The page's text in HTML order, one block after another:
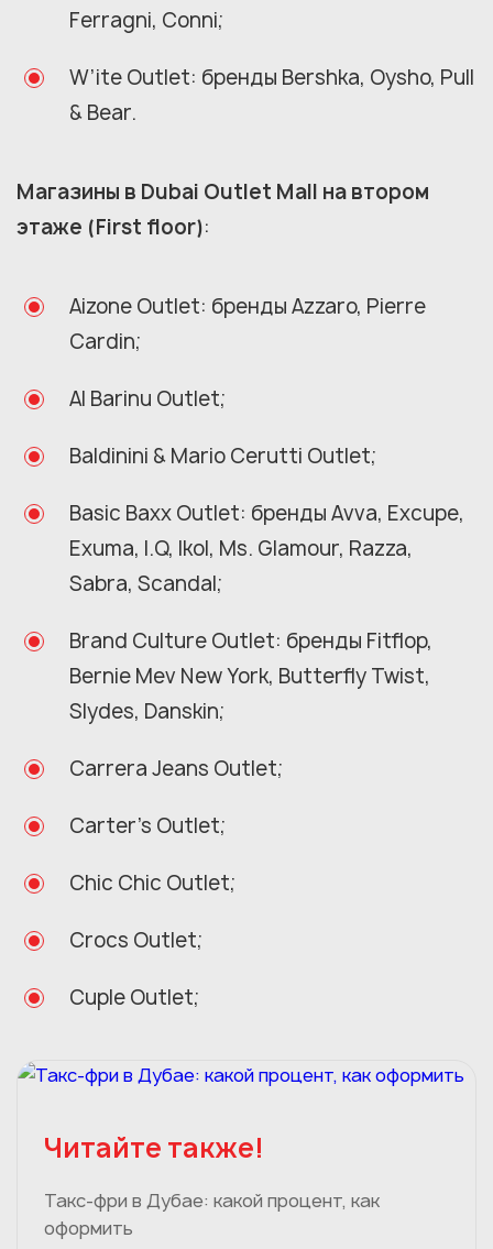
Ferragni, Conni;
W’ite Outlet: бренды Bershka, Oysho, Pull
& Bear.
Магазины в Dubai Outlet Mall на втором
этаже (First floor):
Aizone Outlet: бренды Azzaro, Pierre
Cardin;
Al Barinu Outlet;
Baldinini & Mario Cerutti Outlet;
Basic Baxx Outlet: бренды Avva, Excupe,
Exuma, I.Q, Ikol, Ms. Glamour, Razza,
Sabra, Scandal;
Brand Culture Outlet: бренды Fitflop,
Bernie Mev New York, Butterfly Twist,
Slydes, Danskin;
Carrera Jeans Outlet;
Carter’s Outlet;
Chic Chic Outlet;
Crocs Outlet;
Cuple Outlet;
Читайте также!
Такс-фри в Дубае: какой процент, как
оформить